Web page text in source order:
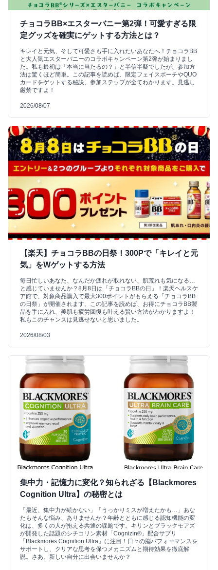
チョコラBB×エスターバニー第2弾！可愛すぎる限
定グッズを確実にゲットする方法とは？
キレイと元気、そして可愛さも手に入れたいあなたへ！チョコラBB
と大人気エスターバニーのコラボキャンペーン第2弾が始まりまし
た。私も最初は「本当に当たるの？」と半信半疑でしたが、参加方
法は驚くほど簡単。この記事を読めば、限定フェイスポーチやQUO
カードをゲットする秘訣、参加ステップが全てわかります。見逃し
厳禁ですよ！
2026/08/07
【楽天】チョコラBBの日祭！300Pで「キレイと元
気」をWゲットする方法
毎日忙しいあなた、なんだか疲れが取れない、肌荒れも気になる…
と感じていませんか？8月8日は「チョコラBBの日」！楽天ヘルスケ
ア館で、対象商品購入で最大300ポイントがもらえる「チョコラBB
の日祭」が開催されます。この記事を読めば、お得にチョコラBB製
品を手に入れ、美肌も疲労回復も叶える賢い方法がわかりますよ！
私もこのチャンスは見逃せないと思いました。
2026/08/03
集中力・記憶力に変化？知られざる【Blackmores
Cognition Ultra】の秘密とは
「最近、集中力が続かない」「うっかりミスが増えたかも…」あな
たもそんな悩み、ありませんか？年齢とともに感じる認知機能の変
化は、多くの人が抱える共通の課題です。キリンとブラックモアズ
が開発した話題のシチコリン素材「Cognizin®」配合サプリ
「Blackmores Cognition Ultra」に注目！日々の脳パフォーマンスを
サポートし、クリアな思考を保つメカニズムと期待効果を徹底解
説。さあ、新しい自分に出会いませんか？